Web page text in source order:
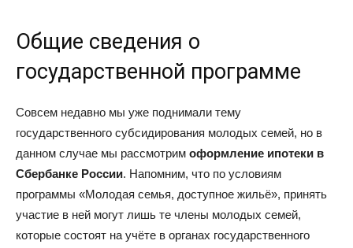
Общие сведения о
государственной программе
Совсем недавно мы уже поднимали тему
государственного субсидирования молодых семей, но в
данном случае мы рассмотрим оформление ипотеки в
Сбербанке России. Напомним, что по условиям
программы «Молодая семья, доступное жильё», принять
участие в ней могут лишь те члены молодых семей,
которые состоят на учёте в органах государственного